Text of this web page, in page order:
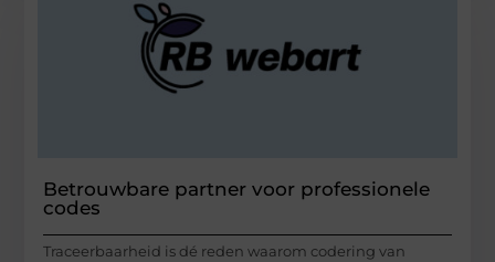
Betrouwbare partner voor professionele
codes
Traceerbaarheid is dé reden waarom codering van